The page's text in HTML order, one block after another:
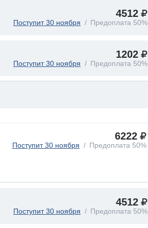
4512
Поступит 30 ноября Предоплата 50%
1202
Поступит 30 ноября Предоплата 50%
6222
Поступит 30 ноября Предоплата 50%
4512
Поступит 30 ноября Предоплата 50%